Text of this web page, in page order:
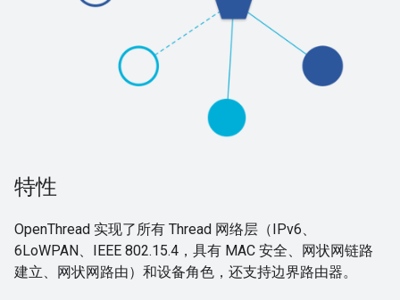
特性
OpenThread 实现了所有 Thread 网络层（IPv6、
6LoWPAN、IEEE 802.15.4，具有 MAC 安全、网状网链路
建立、网状网路由）和设备角色，还支持边界路由器。